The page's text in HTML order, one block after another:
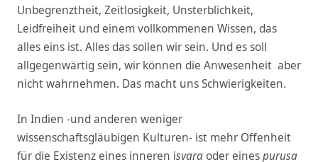
Unbegrenztheit, Zeitlosigkeit, Unsterblichkeit,
Leidfreiheit und einem vollkommenen Wissen, das
alles eins ist. Alles das sollen wir sein. Und es soll
allgegenwärtig sein, wir können die Anwesenheit aber
nicht wahrnehmen. Das macht uns Schwierigkeiten.
In Indien -und anderen weniger
wissenschaftsgläubigen Kulturen- ist mehr Offenheit
für die Existenz eines inneren isvaraoder einespurusa